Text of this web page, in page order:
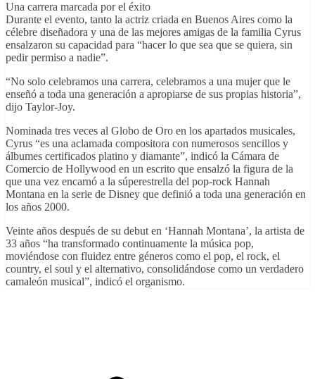
Una carrera marcada por el éxito
Durante el evento, tanto la actriz criada en Buenos Aires como la
célebre diseñadora y una de las mejores amigas de la familia Cyrus
ensalzaron su capacidad para “hacer lo que sea que se quiera, sin
pedir permiso a nadie”.
“No solo celebramos una carrera, celebramos a una mujer que le
enseñó a toda una generación a apropiarse de sus propias historia”,
dijo Taylor-Joy.
Nominada tres veces al Globo de Oro en los apartados musicales,
Cyrus “es una aclamada compositora con numerosos sencillos y
álbumes certificados platino y diamante”, indicó la Cámara de
Comercio de Hollywood en un escrito que ensalzó la figura de la
que una vez encarnó a la súperestrella del pop-rock Hannah
Montana en la serie de Disney que definió a toda una generación en
los años 2000.
Veinte años después de su debut en ‘Hannah Montana’, la artista de
33 años “ha transformado continuamente la música pop,
moviéndose con fluidez entre géneros como el pop, el rock, el
country, el soul y el alternativo, consolidándose como un verdadero
camaleón musical”, indicó el organismo.